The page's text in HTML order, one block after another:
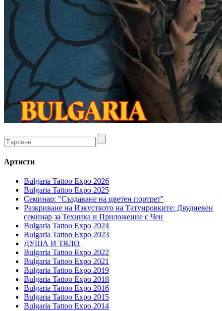
Артисти
Bulgaria Tattoo Expo 2026
Bulgaria Tattoo Expo 2025
Семинар: "Създаване на цветен портрет"
Разкриване на Изкуството на Татуировките: Двудневен
семинар за Техника и Приложение с Чен
Bulgaria Tattoo Expo 2024
Bulgaria Tattoo Expo 2023
ДУША И ТЯЛО
Bulgaria Tattoo Expo 2022
Bulgaria Tattoo Expo 2021
Bulgaria Tattoo Expo 2019
Bulgaria Tattoo Expo 2018
Bulgaria Tattoo Expo 2016
Bulgaria Tattoo Expo 2015
Bulgaria Tattoo Expo 2014